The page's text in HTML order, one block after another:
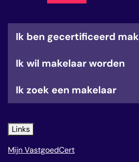
Ik ben gecertificeerd
Ik wil makelaar worden
Ik zoek een makelaar
Links
Mijn VastgoedCert